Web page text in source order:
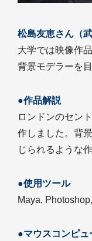
松島友恵さん（
大学では映像作
背景モデラーを
●作品解説
ロンドンのセン
作しました。背
じられるような
●使用ツール
Maya,
●マウスコンピ